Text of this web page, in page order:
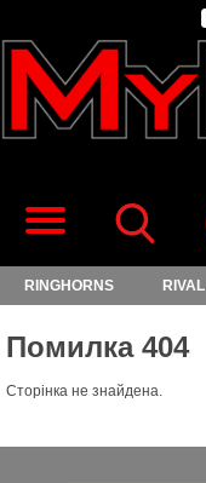
RINGHORNS RIVAL
Помилка 404
Сторінка не знайдена.